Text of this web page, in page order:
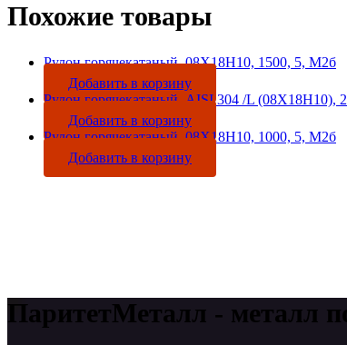
Похожие товары
Рулон горячекатаный, 08Х18Н10, 1500, 5, М2б
Добавить в корзину
Рулон горячекатаный, AISI 304 /L (08Х18Н10),
Добавить в корзину
Рулон горячекатаный, 08Х18Н10, 1000, 5, М2б
Добавить в корзину
ПаритетМеталл - металл